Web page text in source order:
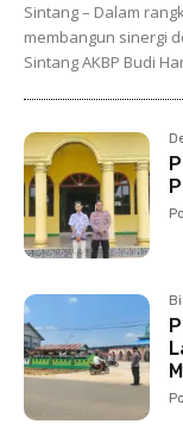
Sintang – Dalam
membangun sinergi
Sintang AKBP Budi